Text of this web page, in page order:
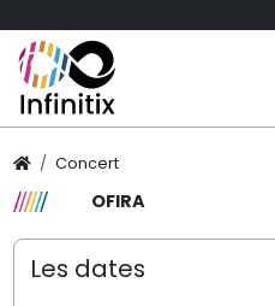
Concert
OFIRA
Les dates